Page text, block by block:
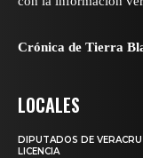
Crónica de Tierra
LOCALES
DIPUTADOS DE
LICENCIA